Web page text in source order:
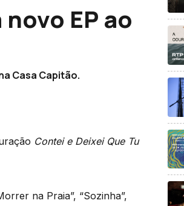
EP ao
Casa Capitão.
Contei e Deixei Que Tu
na Praia”, “Sozinha”,